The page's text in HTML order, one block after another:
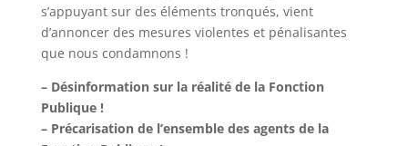
s’appuyant sur des éléments tronqués, vient
d’annoncer des mesures violentes et pénalisantes
que nous condamnons !
– Désinformation sur la réalité de la Fonction
Publique !
– Précarisation de l’ensemble des agents de la